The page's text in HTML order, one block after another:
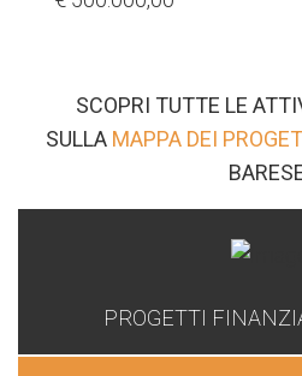
SCOPRI TUTTE LE
SULLA MAPPA DEI
PROGETTI